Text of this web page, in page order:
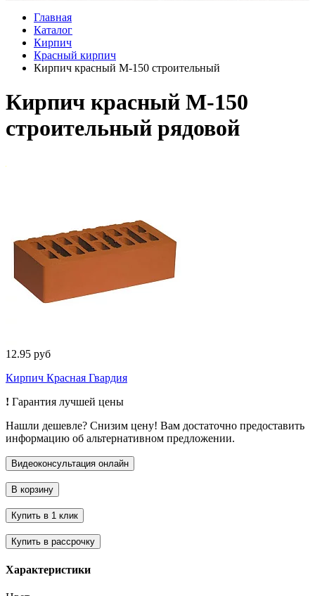
Главная
Каталог
Кирпич
Красный кирпич
Кирпич красный М-150 строительный
Кирпич красный М-150
строительный рядовой
12.95 руб
Кирпич Красная Гвардия
! Гарантия лучшей цены
Нашли дешевле? Снизим цену! Вам достаточно предоставить
информацию об альтернативном предложении.
Характеристики